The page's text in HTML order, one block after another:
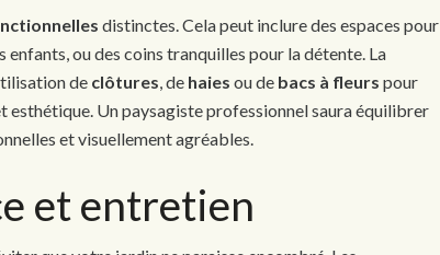
distinctes. Cela peut inclure des espaces pour
enfants, ou des coins tranquilles pour la détente. La
de clôtures, de haies ou de bacs à fleurs pour
esthétique. Un paysagiste professionnel saura équilibrer
et visuellement agréables.
et entretien